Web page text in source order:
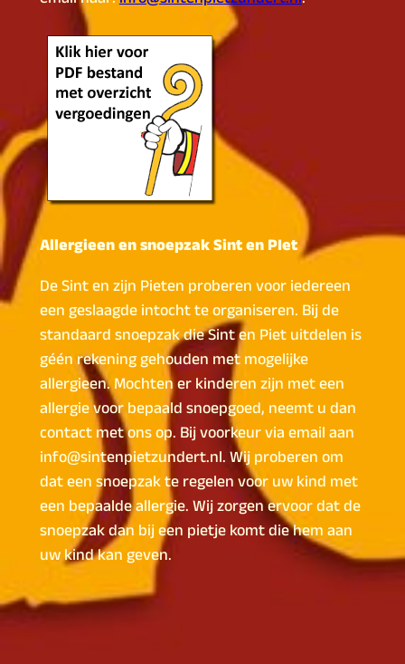
Allergieen en snoepzak Sint en PIet
De Sint en zijn Pieten proberen voor iedereen
een geslaagde intocht te organiseren. Bij de
standaard snoepzak die Sint en Piet uitdelen is
géén rekening gehouden met mogelijke
allergieen. Mochten er kinderen zijn met een
allergie voor bepaald snoepgoed, neemt u dan
contact met ons op. Bij voorkeur via email aan
info@sintenpietzundert.nl. Wij proberen om
dat een snoepzak te regelen voor uw kind met
een bepaalde allergie. Wij zorgen ervoor dat de
snoepzak dan bij een pietje komt die hem aan
uw kind kan geven.